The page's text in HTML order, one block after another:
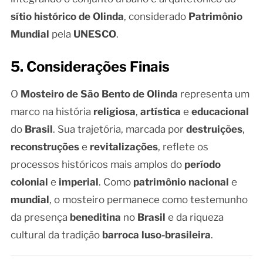
sítio histórico de Olinda, considerado Patrimônio
Mundial pela UNESCO.
5. Considerações Finais
O Mosteiro de São Bento de Olinda representa um
marco na história religiosa, artística e educacional
do Brasil. Sua trajetória, marcada por destruições,
reconstruçõese revitalizações, reflete os
processos históricos mais amplos do período
colonial e imperial. Como patrimônio nacional e
mundial, o mosteiro permanece como testemunho
da presença beneditina no Brasil e da riqueza
cultural da tradição barroca luso-brasileira.